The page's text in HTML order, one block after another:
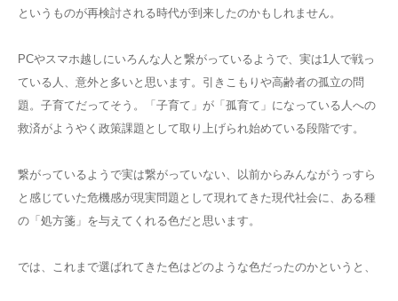
というものが再検討される時代が到来したのかもしれません。
PCやスマホ越しにいろんな人と繋がっているようで、実は1人で戦っ
ている人、意外と多いと思います。引きこもりや高齢者の孤立の問
題。子育てだってそう。「子育て」が「孤育て」になっている人への
救済がようやく政策課題として取り上げられ始めている段階です。
繋がっているようで実は繋がっていない、以前からみんながうっすら
と感じていた危機感が現実問題として現れてきた現代社会に、ある種
の「処方箋」を与えてくれる色だと思います。
では、これまで選ばれてきた色はどのような色だったのかというと、